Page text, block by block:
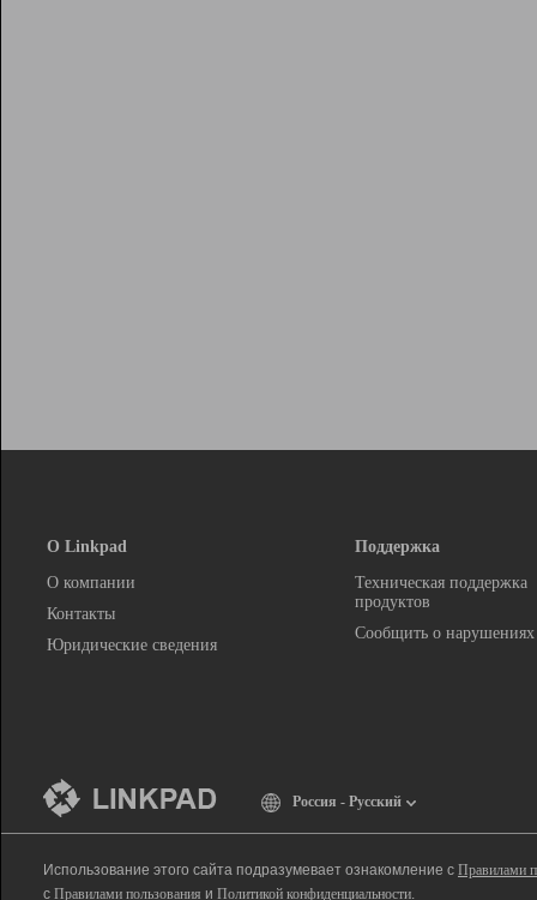
О Linkpad
О компании
Контакты
Юридические сведения
Поддержка
Техническая поддержка
продуктов
Сообщить о нарушениях
Россия - Русский
Использование этого сайта подразумевает ознакомление с Правилами
с Правилами пользования и Политикой конфиденциальности.